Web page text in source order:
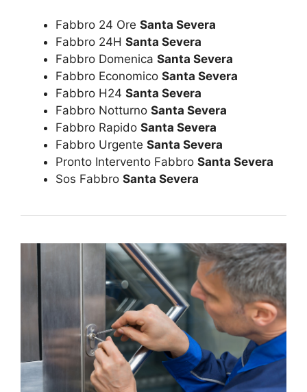
Fabbro 24 Ore Santa Severa
Fabbro 24H Santa Severa
Fabbro Domenica Santa Severa
Fabbro Economico Santa Severa
Fabbro H24 Santa Severa
Fabbro Notturno Santa Severa
Fabbro Rapido Santa Severa
Fabbro Urgente Santa Severa
Pronto Intervento Fabbro Santa Severa
Sos Fabbro Santa Severa